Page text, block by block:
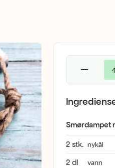
Smørdampet
2 stk. nykål
2 dl vann